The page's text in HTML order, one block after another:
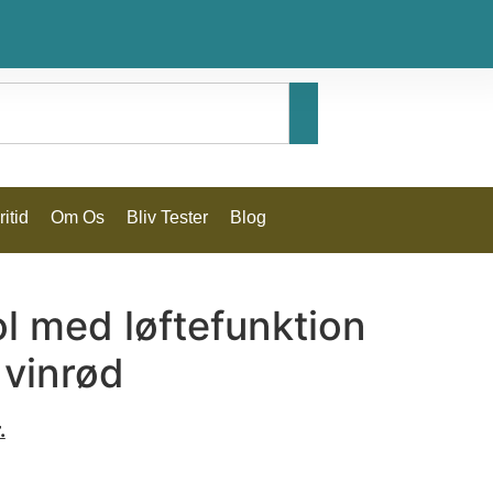
Om Os Bliv Tester Blog
med løftefunktion